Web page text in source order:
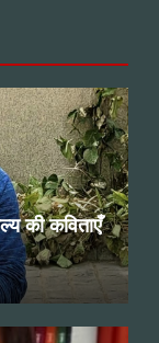
की कविताएँ